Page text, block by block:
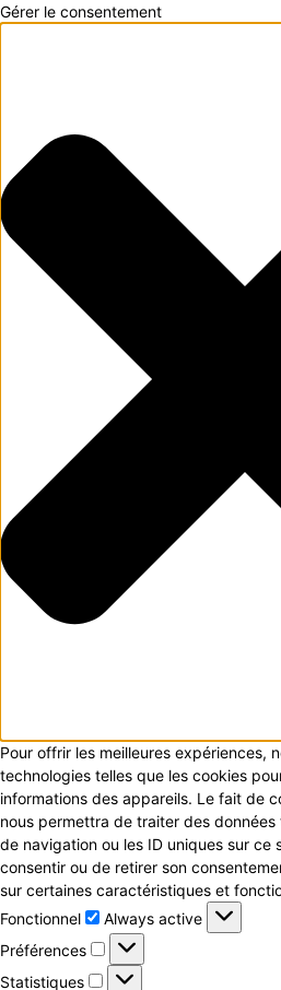
Gérer le consentement
Pour offrir les meilleures expériences,
technologies telles que les cookies
informations des appareils. Le fait de
nous permettra de traiter des
de navigation ou les ID uniques sur ce
consentir ou de retirer son
sur certaines caractéristiques et
Fonctionnel
Fonctionnel
Always active
Préférences
Préférences
Statistiques
Statistiques